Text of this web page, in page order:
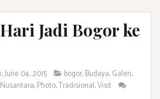
Jadi Bogor ke
June 04, 2015 bogor,Budaya,Galeri,
Nusantara,Photo,Tradisional,Visit